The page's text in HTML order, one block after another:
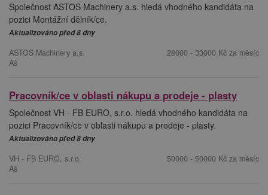
Společnost ASTOS Machinery a.s. hledá vhodného kandidáta na
pozici Montážní dělník/ce.
Aktualizováno před 8 dny
ASTOS Machinery a.s.
Aš
28000 - 33000 Kč za měsíc
Pracovník/ce v oblasti nákupu a prodeje - plasty
Společnost VH - FB EURO, s.r.o. hledá vhodného kandidáta na
pozici Pracovník/ce v oblasti nákupu a prodeje - plasty.
Aktualizováno před 8 dny
VH - FB EURO, s.r.o.
Aš
50000 - 50000 Kč za měsíc